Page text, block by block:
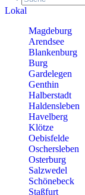
Lokal
Magdeburg
Arendsee
Blankenburg
Burg
Gardelegen
Genthin
Halberstadt
Haldensleben
Havelberg
Klötze
Oebisfelde
Oschersleben
Osterburg
Salzwedel
Schönebeck
Staßfurt